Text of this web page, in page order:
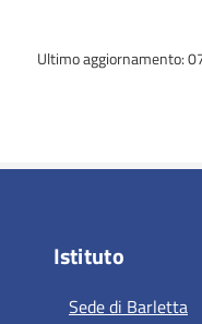
Ultimo aggiornamento:
Istituto
Sede di Barletta